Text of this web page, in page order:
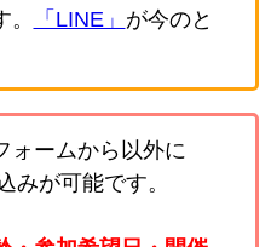
「LINE」 が今のと
ォームから以外に
みが可能です。